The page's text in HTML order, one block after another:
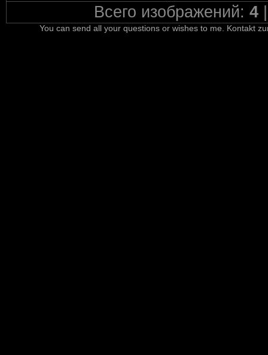
Всего изображений: 4
You can send all your questions or wishes to me. Kontakt